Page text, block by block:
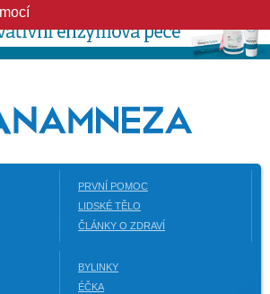
PRVNÍ POMOC
LIDSKÉ TĚLO
ČLÁNKY O ZDRAVÍ
BYLINKY
ÉČKA